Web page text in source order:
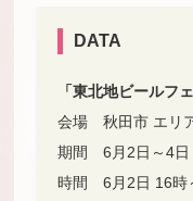
DATA
「東北地ビールフ
会場 秋田市 エリ
期間 6月2日～4日
時間 6月2日 16時